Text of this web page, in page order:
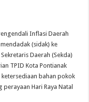
Inflasi Daerah
(sidak) ke
Daerah (Sekda)
TPID Kota Pontianak
bahan pokok
Hari Raya Natal